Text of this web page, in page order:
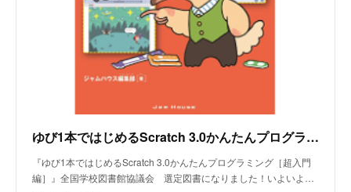
ゆび1本ではじめるScratch 3.0かんたんプログラミング［超入門編］
『ゆび1本ではじめるScratch 3.0かんたんプログラミング［超入門
編］』全国学校図書館協議会 選定図書になりました！いよいよ…